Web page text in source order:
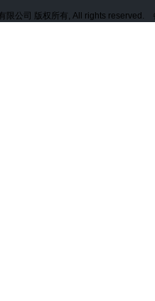
限公司 版权所有, All rights reserved.